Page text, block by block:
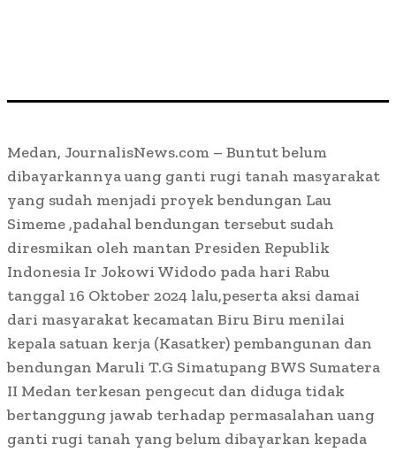
Medan, JournalisNews.com – Buntut belum
dibayarkannya uang ganti rugi tanah masyarakat
yang sudah menjadi proyek bendungan Lau
Simeme ,padahal bendungan tersebut sudah
diresmikan oleh mantan Presiden Republik
Indonesia Ir Jokowi Widodo pada hari Rabu
tanggal 16 Oktober 2024 lalu,peserta aksi damai
dari masyarakat kecamatan Biru Biru menilai
kepala satuan kerja (Kasatker) pembangunan dan
bendungan Maruli T.G Simatupang BWS Sumatera
II Medan terkesan pengecut dan diduga tidak
bertanggung jawab terhadap permasalahan uang
ganti rugi tanah yang belum dibayarkan kepada